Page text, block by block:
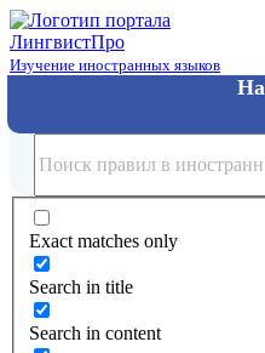
ЛингвистПро
Изучение иностранных языков
Exact matches only
Search in title
Search in content